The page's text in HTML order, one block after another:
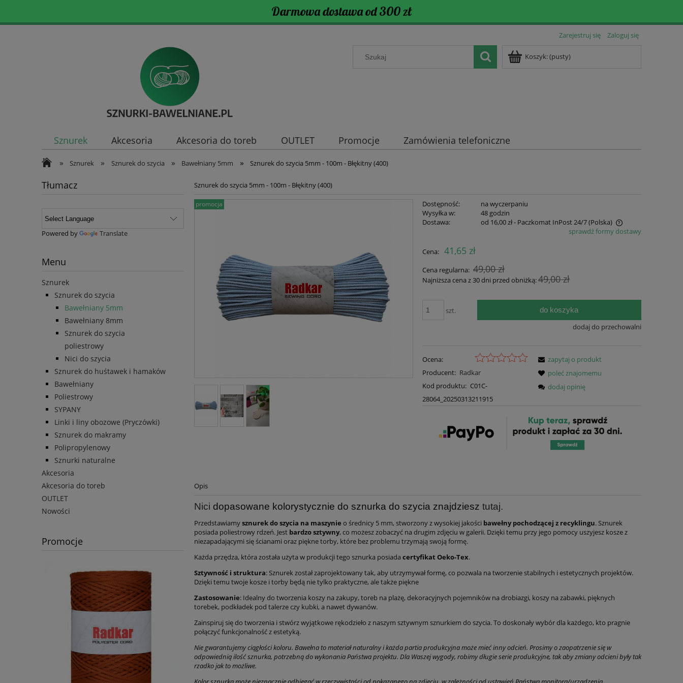
Darmowa dostawa od 300 zł
Zarejestruj się Zaloguj się
Koszyk:(pusty)
Sznurek Akcesoria Akcesoria do toreb OUTLET Promocje Zamówienia telefoniczne
» Sznurek » Sznurek do szycia » Bawełniany 5mm » Sznurek do szycia 5mm - 100m - Błękitny (400)
Tłumacz
Powered by Translate
Menu
Sznurek
Sznurek do szycia
Bawełniany 5mm
Bawełniany 8mm
Sznurek do szycia
poliestrowy
Nici do szycia
Sznurek do huśtawek i hamaków
Bawełniany
Poliestrowy
SYPANY
Linki i liny obozowe (Pryczówki)
Sznurek do makramy
Polipropylenowy
Sznurki naturalne
Akcesoria
Akcesoria do toreb
OUTLET
Nowości
Promocje
Sznurek do szycia 5mm - 100m - Błękitny (400)
promocja Dostępność:
na wyczerpaniu
Wysyłka w:
48 godzin
Dostawa:
od 16,00 zł- Paczkomat InPost 24/7(Polska)
sprawdź formy dostawy
Cena: 41,65 zł
Cena regularna: 49,00 zł
Najniższa cena z 30 dni przed obniżką:49,00 zł
szt. do koszyka
dodaj do przechowalni
Ocena:
Producent: Radkar
Kod produktu: C01C-
28064_20250313211915
zapytaj o produkt
poleć znajomemu
dodaj opinię
Opis
Nici dopasowane kolorystycznie do sznurka do szycia znajdziesz tutaj.
Przedstawiamysznurek do szycia na maszynie o średnicy 5 mm, stworzony z wysokiej jakości bawełny pochodzącej z recyklingu. Sznurek
posiada poliestrowy rdzeń. Jest bardzo sztywny, co możesz zobaczyć na drugim zdjęciu w galerii. Dzięki temu przy jego pomocy uszyjesz kosze z
niezapadającymi się ścianami oraz piękne torby, które bez problemu trzymają swoją formę.
Każda przędza, która została użyta w produkcji tego sznurka posiada certyfikat Oeko-Tex.
Sztywność i struktura: Sznurek został zaprojektowany tak, aby utrzymywał formę, co pozwala na tworzenie stabilnych i estetycznych projektów.
Dzięki temu twoje kosze i torby będą nie tylko praktyczne, ale także piękne
Zastosowanie: Idealny do tworzenia koszy na zakupy, toreb na plażę, dekoracyjnych pojemników na drobiazgi, koszy na zabawki, pięknych
torebek, podkładek pod talerze czy kubki, a nawet dywanów.
Zainspiruj się do tworzenia i stwórz wyjątkowe rękodzieło z naszym sztywnym sznurkiem do szycia. To doskonały wybór dla każdego, kto pragnie
połączyć funkcjonalność z estetyką.
Nie gwarantujemy ciągłości koloru. Bawełna to materiał naturalny i każda partia produkcyjna może mieć inny odcień. Prosimy o zaopatrzenie się w
odpowiednią ilość sznurka, potrzebną do wykonania Państwa projektu. Dla Waszej wygody, robimy długie serie produkcyjne, tak aby zmiany odcieni były tak
rzadko jak to możliwe.